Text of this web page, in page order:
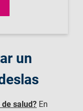
un
salud? En